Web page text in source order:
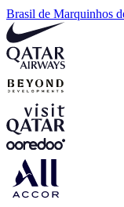
Brasil de Marquinhos